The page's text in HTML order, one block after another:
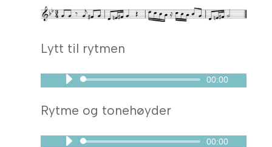
Lytt til rytmen
Lydavspiller 00:00
Rytme og tonehøyder
Lydavspiller 00:00